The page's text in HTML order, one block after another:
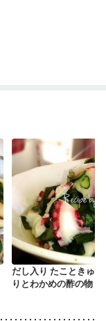
だし入り たこときゅう
りとわかめの酢の物